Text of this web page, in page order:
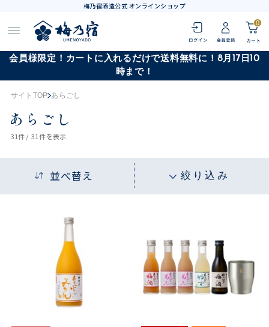
梅乃宿酒造公式 オンラインショップ
0
会員様限定！カートに入れるだけで送料無料に！8月17日10
時まで！
サイトTOP あらごし
あらごし
31件 / 31件を表示
並べ替え 絞り込み